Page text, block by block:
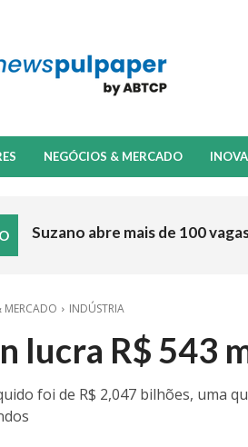
NEGÓCIOS & MERCADO
Suzano abre mais de 100
MERCADO INDÚSTRIA
lucra R$ 543
foi de R$ 2,047 bilhões, uma